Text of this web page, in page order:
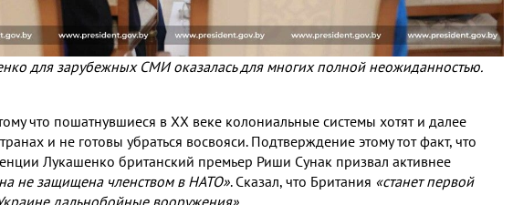
для зарубежных СМИ оказалась для многих полной неожиданностью.
что пошатнувшиеся в XX веке колониальные системы хотят и далее
и не готовы убраться восвояси. Подтверждение этому тот факт, что
Лукашенко британский премьер Риши Сунак призвал активнее
не защищена членством в НАТО». Сказал, что Британия «станет первой
дальнобойные вооружения»